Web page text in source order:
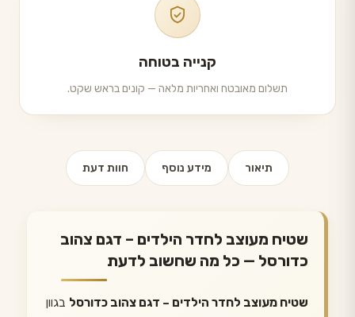
קנייה בטוחה
תשלום מאובטח ואחריות מלאה — קונים בראש שקט.
תיאור מידע נוסף חוות דעת
שטיח מעוצב לחדר הילדים – דגם צהוב
כדורסל — כל מה שחשוב לדעת
שטיח מעוצב לחדר הילדים – דגם צהוב כדורסל בגוון